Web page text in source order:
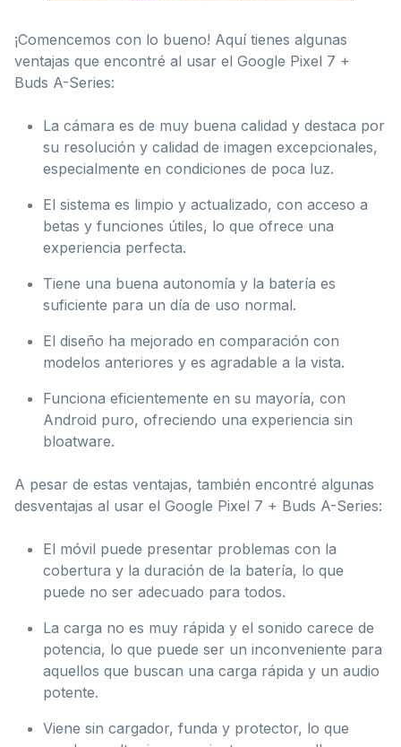
¡Comencemos con lo bueno! Aquí tienes algunas
ventajas que encontré al usar el Google Pixel 7 +
Buds A-Series:
La cámara es de muy buena calidad y destaca por
su resolución y calidad de imagen excepcionales,
especialmente en condiciones de poca luz.
El sistema es limpio y actualizado, con acceso a
betas y funciones útiles, lo que ofrece una
experiencia perfecta.
Tiene una buena autonomía y la batería es
suficiente para un día de uso normal.
El diseño ha mejorado en comparación con
modelos anteriores y es agradable a la vista.
Funciona eficientemente en su mayoría, con
Android puro, ofreciendo una experiencia sin
bloatware.
A pesar de estas ventajas, también encontré algunas
desventajas al usar el Google Pixel 7 + Buds A-Series:
El móvil puede presentar problemas con la
cobertura y la duración de la batería, lo que
puede no ser adecuado para todos.
La carga no es muy rápida y el sonido carece de
potencia, lo que puede ser un inconveniente para
aquellos que buscan una carga rápida y un audio
potente.
Viene sin cargador, funda y protector, lo que